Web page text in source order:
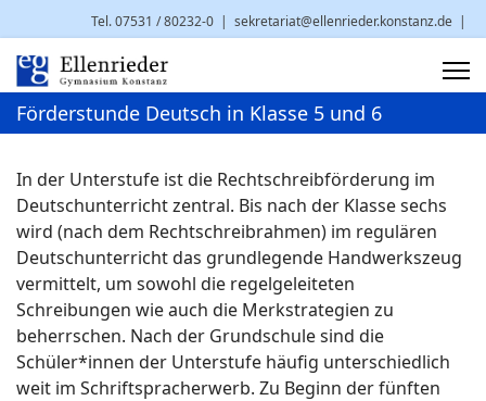
Tel. 07531 / 80232-0 | sekretariat@ellenrieder.konstanz.de |
Brauneggerstr. 29 | 78462 Konstanz
Förderstunde Deutsch in Klasse 5 und 6
In der Unterstufe ist die Rechtschreibförderung im
Deutschunterricht zentral. Bis nach der Klasse sechs
wird (nach dem Rechtschreibrahmen) im regulären
Deutschunterricht das grundlegende Handwerkszeug
vermittelt, um sowohl die regelgeleiteten
Schreibungen wie auch die Merkstrategien zu
beherrschen. Nach der Grundschule sind die
Schüler*innen der Unterstufe häufig unterschiedlich
weit im Schriftspracherwerb. Zu Beginn der fünften